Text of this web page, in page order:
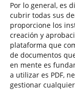
Por lo general, es
cubrir todas sus
proporcione los
creación y
plataforma que
de documentos
en mente es
a utilizar es PDF,
gestionar